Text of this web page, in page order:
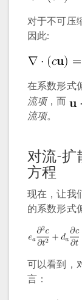
对于不可压
因此:
在系数形式
流项，而
流项。
对流-扩
方程
现在，让我
的系数形式
可以看到，
言：